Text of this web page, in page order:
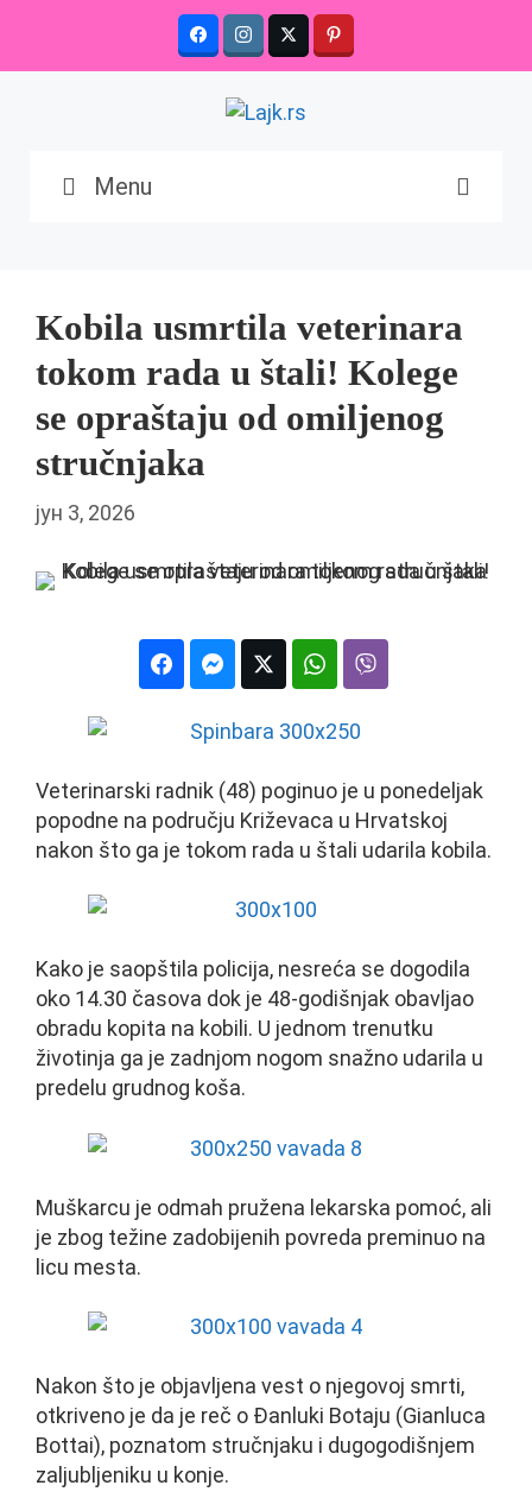
content
Menu
Kobila usmrtila veterinara
tokom rada u štali! Kolege
se opraštaju od omiljenog
stručnjaka
јун 3, 2026
Veterinarski radnik (48) poginuo je u ponedeljak
popodne na području Križevaca u Hrvatskoj
nakon što ga je tokom rada u štali udarila kobila.
Kako je saopštila policija, nesreća se dogodila
oko 14.30 časova dok je 48-godišnjak obavljao
obradu kopita na kobili. U jednom trenutku
životinja ga je zadnjom nogom snažno udarila u
predelu grudnog koša.
Muškarcu je odmah pružena lekarska pomoć, ali
je zbog težine zadobijenih povreda preminuo na
licu mesta.
Nakon što je objavljena vest o njegovoj smrti,
otkriveno je da je reč o Đanluki Botaju (Gianluca
Bottai), poznatom stručnjaku i dugogodišnjem
zaljubljeniku u konje.